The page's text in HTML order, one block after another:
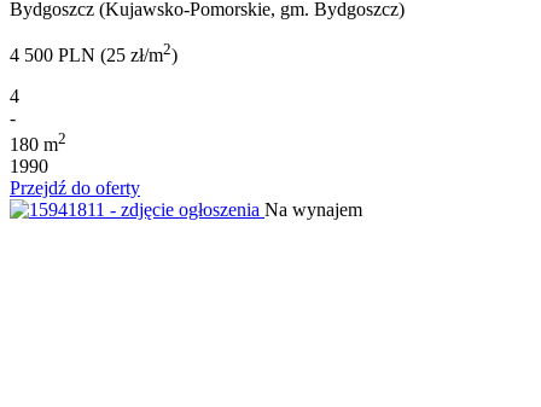
Bydgoszcz (Kujawsko-Pomorskie, gm. Bydgoszcz)
4 500 PLN (25 zł/m2)
4
-
180 m2
1990
Przejdź do oferty
Na wynajem